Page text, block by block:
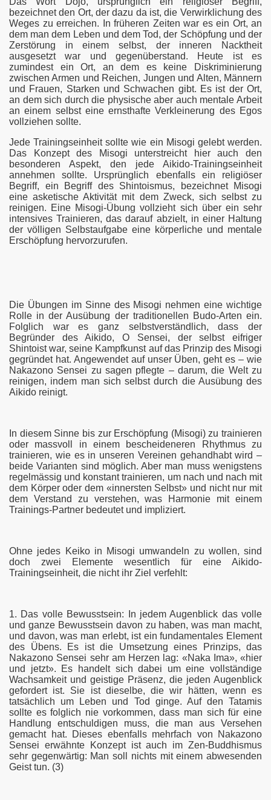
bezeichnet den Ort, der dazu da ist, die Verwirklichung des
Weges zu erreichen. In früheren Zeiten war es ein Ort, an
dem man dem Leben und dem Tod, der Schöpfung und der
Zerstörung in einem selbst, der inneren Nacktheit
ausgesetzt war und gegenüberstand. Heute ist es
zumindest ein Ort, an dem es keine Diskriminierung
zwischen Armen und Reichen, Jungen und Alten, Männern
und Frauen, Starken und Schwachen gibt. Es ist der Ort,
an dem sich durch die physische aber auch mentale Arbeit
an einem selbst eine ernsthafte Verkleinerung des Egos
vollziehen sollte.
Jede Trainingseinheit sollte wie ein Misogi gelebt werden.
Das Konzept des Misogi unterstreicht hier auch den
besonderen Aspekt, den jede Aikido-Trainingseinheit
annehmen sollte. Ursprünglich ebenfalls ein religiöser
Begriff, ein Begriff des Shintoismus, bezeichnet Misogi
eine asketische Aktivität mit dem Zweck, sich selbst zu
reinigen. Eine Misogi-Übung vollzieht sich über ein sehr
intensives Trainieren, das darauf abzielt, in einer Haltung
der völligen Selbstaufgabe eine körperliche und mentale
Erschöpfung hervorzurufen.
Die Übungen im Sinne des Misogi nehmen eine wichtige
Rolle in der Ausübung der traditionellen Budo-Arten ein.
Folglich war es ganz selbstverständlich, dass der
Begründer des Aikido, O Sensei, der selbst eifriger
Shintoist war, seine Kampfkunst auf das Prinzip des Misogi
gegründet hat. Angewendet auf unser Üben, geht es – wie
Nakazono Sensei zu sagen pflegte – darum, die Welt zu
reinigen, indem man sich selbst durch die Ausübung des
Aikido reinigt.
In diesem Sinne bis zur Erschöpfung (Misogi) zu trainieren
oder massvoll in einem bescheideneren Rhythmus zu
trainieren, wie es in unseren Vereinen gehandhabt wird –
beide Varianten sind möglich. Aber man muss wenigstens
regelmässig und konstant trainieren, um nach und nach mit
dem Körper oder dem «innersten Selbst» und nicht nur mit
dem Verstand zu verstehen, was Harmonie mit einem
Trainings-Partner bedeutet und impliziert.
Ohne jedes Keiko in Misogi umwandeln zu wollen, sind
doch zwei Elemente wesentlich für eine Aikido-
Trainingseinheit, die nicht ihr Ziel verfehlt:
1. Das volle Bewusstsein: In jedem Augenblick das volle
und ganze Bewusstsein davon zu haben, was man macht,
und davon, was man erlebt, ist ein fundamentales Element
des Übens. Es ist die Umsetzung eines Prinzips, das
Nakazono Sensei sehr am Herzen lag: «Naka Ima», «hier
und jetzt». Es handelt sich dabei um eine vollständige
Wachsamkeit und geistige Präsenz, die jeden Augenblick
gefordert ist. Sie ist dieselbe, die wir hätten, wenn es
tatsächlich um Leben und Tod ginge. Auf den Tatamis
sollte es folglich nie vorkommen, dass man sich für eine
Handlung entschuldigen muss, die man aus Versehen
gemacht hat. Dieses ebenfalls mehrfach von Nakazono
Sensei erwähnte Konzept ist auch im Zen-Buddhismus
sehr gegenwärtig: Man soll nichts mit einem abwesenden
Geist tun. (3)